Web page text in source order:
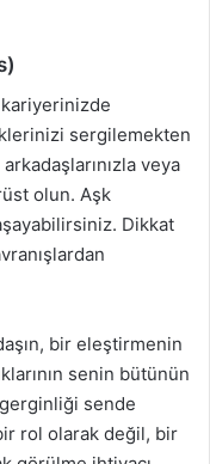
sergilemekten
veya
olun. Aşk
Dikkat
bir eleştirmenin
senin bütünün
sende
rol olarak değil, bir